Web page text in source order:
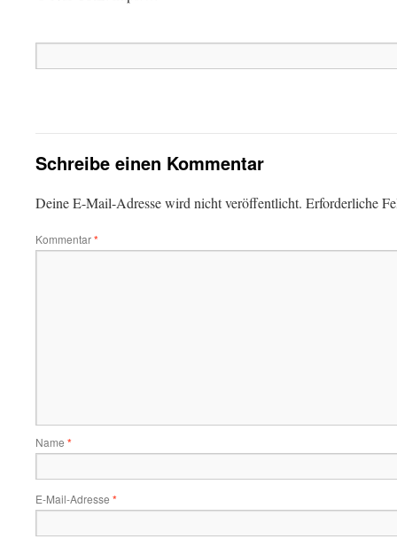
Schreibe einen Kommentar
Deine E-Mail-Adresse wird nicht veröffentlicht. Erforderliche
Kommentar*
Name *
E-Mail-Adresse *